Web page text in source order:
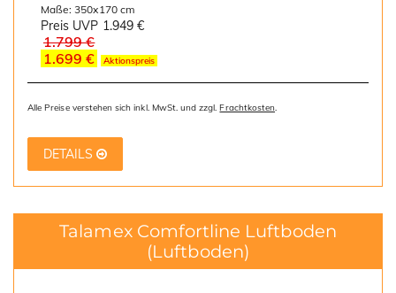
Maße: 350x170 cm
Preis UVP 1.949 €
1.799 €
1.699 €
Aktionspreis
Alle Preise verstehen sich inkl. MwSt. und zzgl.Frachtkosten.
DETAILS
Talamex Comfortline Luftboden
(Luftboden)